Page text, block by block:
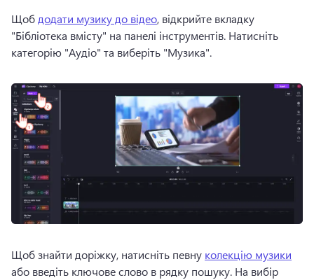
Щоб додати музику до відео, відкрийте вкладку
"Бібліотека вмісту" на панелі інструментів. Натисніть
категорію "Аудіо" та виберіть "Музика".
Щоб знайти доріжку, натисніть певну колекцію музики
або введіть ключове слово в рядку пошуку. На вибір